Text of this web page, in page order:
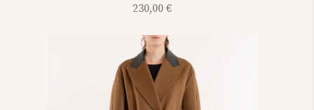
230,00 €